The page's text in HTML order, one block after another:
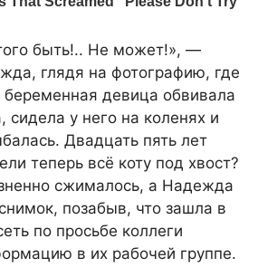
быть!.. Не может!», —
глядя на фотографию, где
девица обвивала
у него на коленях и
Двадцать пять лет
теперь всё коту под хвост?
сжималось, а Надежда
позабыв, что зашла в
по просьбе коллеги
в их рабочей группе.​